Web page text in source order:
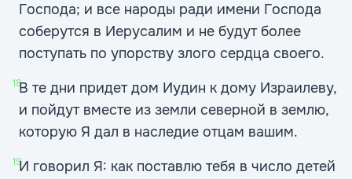
Господа; и все народы ради имени Господа
соберутся в Иерусалим и не будут более
поступать по упорству злого сердца своего.
18В те дни придет дом Иудин к дому Израилеву,
и пойдут вместе из земли северной в землю,
которую Я дал в наследие отцам вашим.
19И говорил Я: как поставлю тебя в число детей